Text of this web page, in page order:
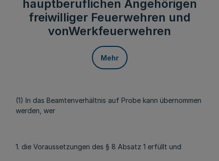
hauptberuflichen Angehörigen
freiwilliger Feuerwehren und
vonWerkfeuerwehren
Mehr
(1) In das Beamtenverhältnis auf Probe kann übernommen
werden, wer
1. die Voraussetzungen des § 8 Absatz 1 erfüllt und